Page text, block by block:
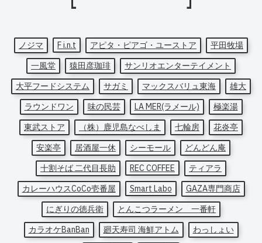
ノジマ F i.n.t アピタ・ピアゴ・ユーストア
平田牧場
一風堂
猿田彦珈琲
サンリオエンターテイメント
大平フードシステム
サガミ マックスバリュ東海
雄大
ラウンドワン
味の民芸 LA MER(ラメール)
極楽湯
東武ストア
（株）鹿児島なべしま 七輪房
花炎亭
安楽亭
居酒屋一休 シーモール
どんどん庵
十割そば 二代目長助
REC COFFEE
ティアラ
カレーハウスCoCo壱番屋
Smart Labo
GAZA専門商店
にぎりの徳兵衛
とんこつラーメン 一番軒
カラオケBanBan
廻天寿司 海鮮アトム
わっしょい